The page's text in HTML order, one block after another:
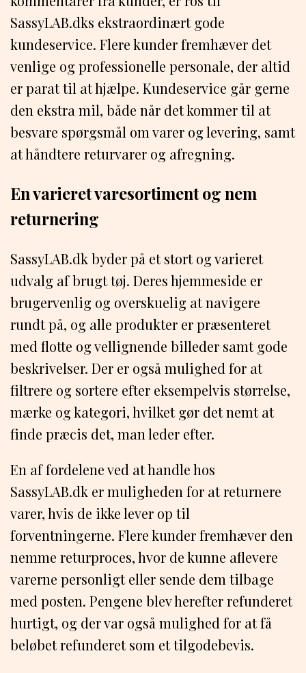
SassyLAB.dks ekstraordinært gode
kundeservice. Flere kunder fremhæver det
venlige og professionelle personale, der altid
er parat til at hjælpe. Kundeservice går gerne
den ekstra mil, både når det kommer til at
besvare spørgsmål om varer og levering, samt
at håndtere returvarer og afregning.
En varieret varesortiment og nem
returnering
SassyLAB.dk byder på et stort og varieret
udvalg af brugt tøj. Deres hjemmeside er
brugervenlig og overskuelig at navigere
rundt på, og alle produkter er præsenteret
med flotte og vellignende billeder samt gode
beskrivelser. Der er også mulighed for at
filtrere og sortere efter eksempelvis størrelse,
mærke og kategori, hvilket gør det nemt at
finde præcis det, man leder efter.
En af fordelene ved at handle hos
SassyLAB.dk er muligheden for at returnere
varer, hvis de ikke lever op til
forventningerne. Flere kunder fremhæver den
nemme returproces, hvor de kunne aflevere
varerne personligt eller sende dem tilbage
med posten. Pengene blev herefter refunderet
hurtigt, og der var også mulighed for at få
beløbet refunderet som et tilgodebevis.